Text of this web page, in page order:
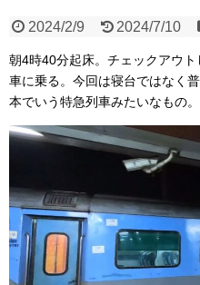
2024/2/9 2024/7/10
朝4時40分起床。チェックアウ
車に乗る。今回は寝台ではなく
本でいう特急列車みたいなもの。